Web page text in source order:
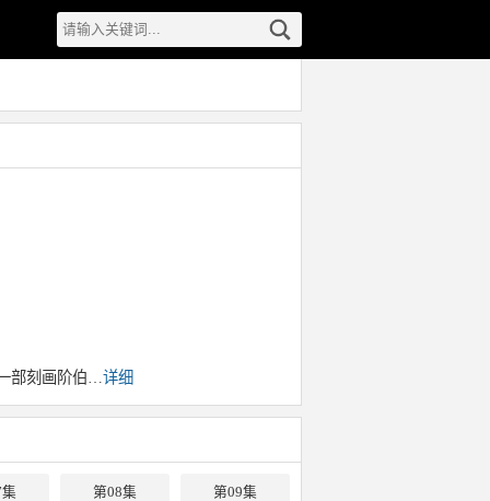
部刻画阶伯… 详细
第08集 第09集